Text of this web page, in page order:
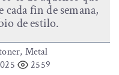
cada fin de semana,
de estilo.
Metal
2559